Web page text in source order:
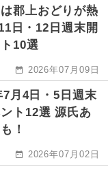
郡上おどりが熱
日・12日週末開
10選
2026年07月09日
7月4日・5日週末
ト12選 源氏あ
！
2026年07月02日